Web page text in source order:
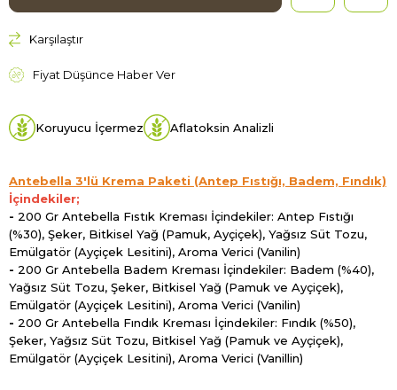
Karşılaştır
Fiyat Düşünce Haber Ver
Koruyucu İçermez Aflatoksin Analizli
Antebella 3'lü Krema Paketi (Antep Fıstığı, Badem, Fındık)
İçindekiler;
- 200 Gr Antebella Fıstık Kreması İçindekiler: Antep Fıstığı
(%30), Şeker, Bitkisel Yağ (Pamuk, Ayçiçek), Yağsız Süt Tozu,
Emülgatör (Ayçiçek Lesitini), Aroma Verici (Vanilin)
- 200 Gr Antebella Badem Kreması İçindekiler: Badem (%40),
Yağsız Süt Tozu, Şeker, Bitkisel Yağ (Pamuk ve Ayçiçek),
Emülgatör (Ayçiçek Lesitini), Aroma Verici (Vanilin)
- 200 Gr Antebella Fındık Kreması İçindekiler: Fındık (%50),
Şeker, Yağsız Süt Tozu, Bitkisel Yağ (Pamuk ve Ayçiçek),
Emülgatör (Ayçiçek Lesitini), Aroma Verici (Vanillin)